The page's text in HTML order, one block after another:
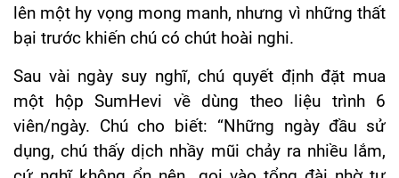
lên một hy vọng mong manh, nhưng vì những thất
bại trước khiến chú có chút hoài nghi.
Sau vài ngày suy nghĩ, chú quyết định đặt mua
một hộp SumHevi về dùng theo liệu trình 6
viên/ngày. Chú cho biết: “Những ngày đầu sử
dụng, chú thấy dịch nhầy mũi chảy ra nhiều lắm,